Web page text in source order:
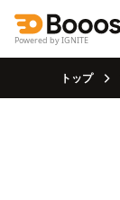
Powered by IGNITE
トップ